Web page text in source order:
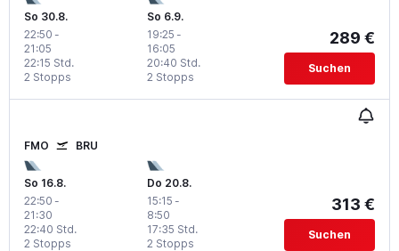
So 30.8.
22:50 -
21:05
2 Stopps
22:15 Std.
So 6.9.
19:25 -
16:05
2 Stopps
20:40 Std.
289 €
Suchen
FMO BRU
So 16.8.
22:50 -
21:30
2 Stopps
22:40 Std.
Do 20.8.
15:15 -
8:50
2 Stopps
17:35 Std.
313 €
Suchen